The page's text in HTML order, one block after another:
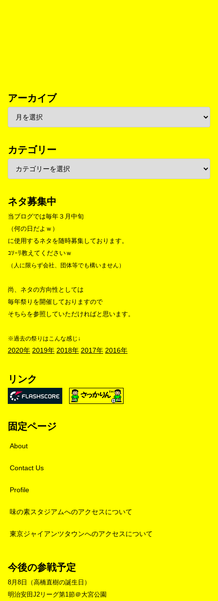
アーカイブ
カテゴリー
ネタ募集中
当ブログでは毎年３月中旬
（何の日だよｗ）
に使用するネタを随時募集しております。
ｺｿｰﾘ教えてくださいｗ
（人に限らず会社、団体等でも構いません）
尚、ネタの方向性としては
毎年祭りを開催しておりますので
そちらを参照していただければと思います。
※過去の祭りはこんな感じ↓
2020年 2019年 2018年 2017年 2016年
リンク
固定ページ
About
Contact Us
Profile
味の素スタジアムへのアクセスについて
東京ジャイアンツタウンへのアクセスについて
今後の参戦予定
8月8日（高橋直樹の誕生日）
明治安田J2リーグ第1節＠大宮公園